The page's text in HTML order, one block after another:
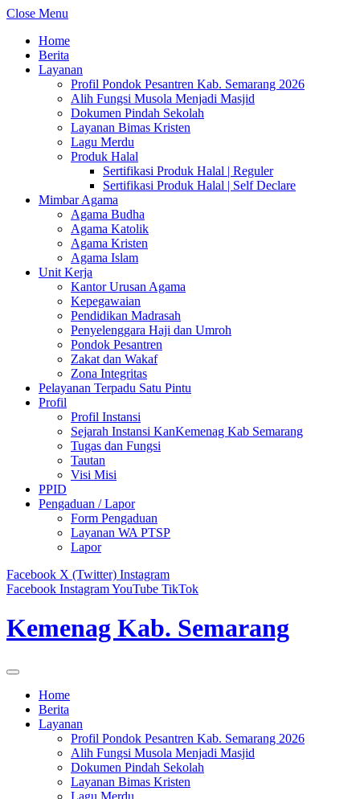
Close Menu
Home
Berita
Layanan
Profil Pondok Pesantren Kab. Semarang 2026
Alih Fungsi Musola Menjadi Masjid
Dokumen Pindah Sekolah
Layanan Bimas Kristen
Lagu Merdu
Produk Halal
Sertifikasi Produk Halal | Reguler
Sertifikasi Produk Halal | Self Declare
Mimbar Agama
Agama Budha
Agama Katolik
Agama Kristen
Agama Islam
Unit Kerja
Kantor Urusan Agama
Kepegawaian
Pendidikan Madrasah
Penyelenggara Haji dan Umroh
Pondok Pesantren
Zakat dan Wakaf
Zona Integritas
Pelayanan Terpadu Satu Pintu
Profil
Profil Instansi
Sejarah Instansi KanKemenag Kab Semarang
Tugas dan Fungsi
Tautan
Visi Misi
PPID
Pengaduan / Lapor
Form Pengaduan
Layanan WA PTSP
Lapor
Facebook X (Twitter) Instagram
Facebook InstagramYouTube TikTok
Kemenag Kab. Semarang
Home
Berita
Layanan
Profil Pondok Pesantren Kab. Semarang 2026
Alih Fungsi Musola Menjadi Masjid
Dokumen Pindah Sekolah
Layanan Bimas Kristen
Lagu Merdu